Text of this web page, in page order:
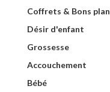
Coffrets & Bons
Désir d'enfant
Grossesse
Accouchement
Bébé